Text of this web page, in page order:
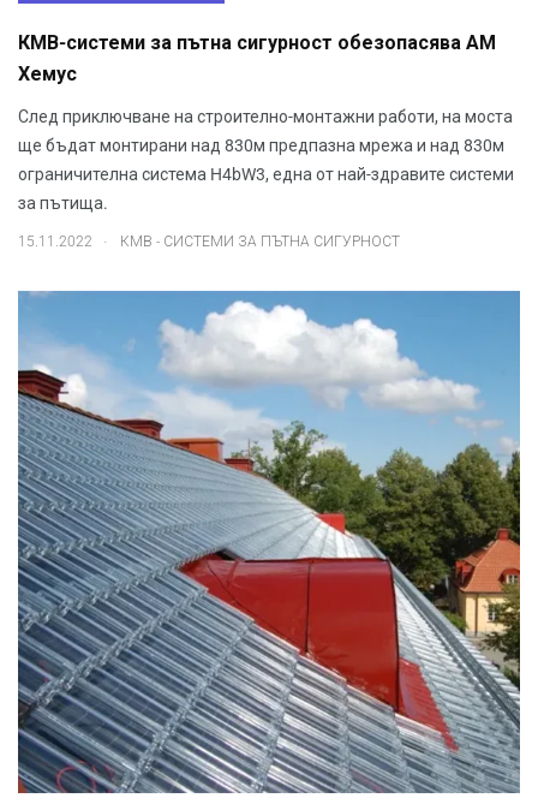
КМВ-системи за пътна сигурност обезопасява АМ
Хемус
След приключване на строително-монтажни работи, на моста
ще бъдат монтирани над 830м предпазна мрежа и над 830м
ограничителна система H4bW3, една от най-здравите системи
за пътища.
15.11.2022 . КМВ - СИСТЕМИ ЗА ПЪТНА СИГУРНОСТ